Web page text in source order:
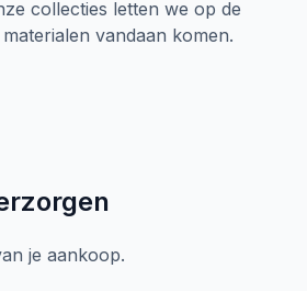
collecties letten we op de
vandaan komen.
je aankoop.